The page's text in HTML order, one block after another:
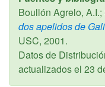
Boullón Agrelo,
dos apelidos de
USC, 2001.
Datos de
actualizados el 23